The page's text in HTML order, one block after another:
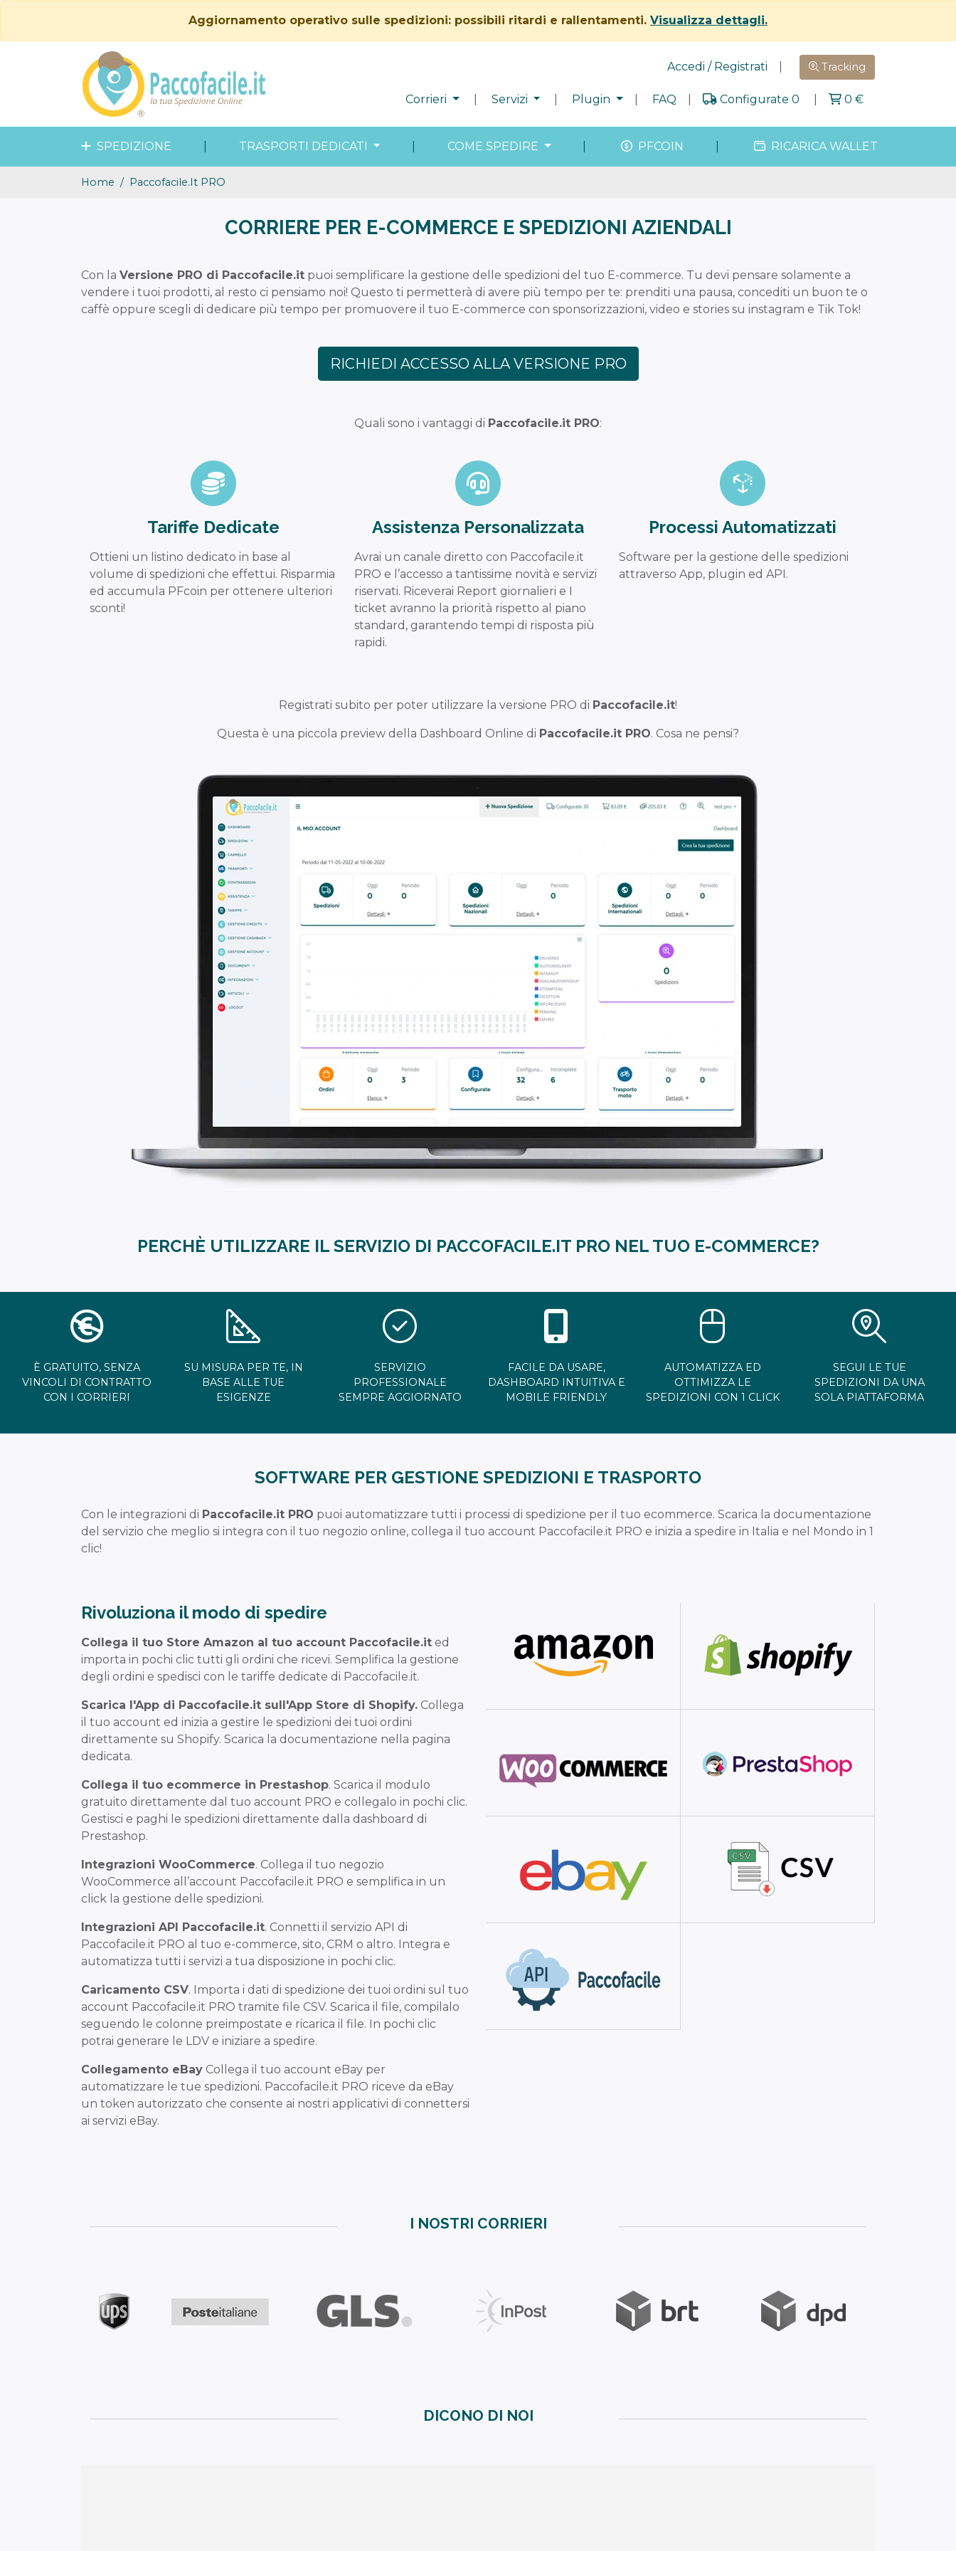
Aggiornamento operativo sulle spedizioni: possibili ritardi e rallentamenti. Visualizza dettagli.
Accedi / Registrati Tracking
Corrieri Servizi Plugin FAQ Configurate 0 0 €
SPEDIZIONE TRASPORTI DEDICATI COME SPEDIRE PFCOIN RICARICA WALLET
Home Paccofacile.it PRO
CORRIERE PER E-COMMERCE E SPEDIZIONI AZIENDALI
Con la Versione PRO di Paccofacile.it puoi semplificare la gestione delle spedizioni del tuo E-commerce. Tu devi pensare solamente a
vendere i tuoi prodotti, al resto ci pensiamo noi! Questo ti permetterà di avere più tempo per te: prenditi una pausa, concediti un buon te o
caffè oppure scegli di dedicare più tempo per promuovere il tuo E-commerce con sponsorizzazioni, video e stories su instagram e Tik Tok!
RICHIEDI ACCESSO ALLA VERSIONE PRO
Quali sono i vantaggi di Paccofacile.it PRO:
Tariffe Dedicate
Ottieni un listino dedicato in base al
volume di spedizioni che effettui. Risparmia
ed accumula PFcoin per ottenere ulteriori
sconti!
Assistenza Personalizzata
Avrai un canale diretto con Paccofacile.it
PRO e l’accesso a tantissime novità e servizi
riservati. Riceverai Report giornalieri e I
ticket avranno la priorità rispetto al piano
standard, garantendo tempi di risposta più
rapidi.
Processi Automatizzati
Software per la gestione delle spedizioni
attraverso App, plugin ed API.
Registrati subito per poter utilizzare la versione PRO di Paccofacile.it!
Questa è una piccola preview della Dashboard Online di Paccofacile.it PRO. Cosa ne pensi?
PERCHÈ UTILIZZARE IL SERVIZIO DI PACCOFACILE.IT PRO NEL TUO E-COMMERCE?
È GRATUITO, SENZA
VINCOLI DI CONTRATTO
CON I CORRIERI
SU MISURA PER TE, IN
BASE ALLE TUE
ESIGENZE
SERVIZIO
PROFESSIONALE
SEMPRE AGGIORNATO
FACILE DA USARE,
DASHBOARD INTUITIVA E
MOBILE FRIENDLY
AUTOMATIZZA ED
OTTIMIZZA LE
SPEDIZIONI CON 1 CLICK
SEGUI LE TUE
SPEDIZIONI DA UNA
SOLA PIATTAFORMA
SOFTWARE PER GESTIONE SPEDIZIONI E TRASPORTO
Con le integrazioni di Paccofacile.it PRO puoi automatizzare tutti i processi di spedizione per il tuo ecommerce. Scarica la documentazione
del servizio che meglio si integra con il tuo negozio online, collega il tuo account Paccofacile.it PRO e inizia a spedire in Italia e nel Mondo in 1
clic!
Rivoluziona il modo di spedire
Collega il tuo Store Amazon al tuo account Paccofacile.it ed
importa in pochi clic tutti gli ordini che ricevi. Semplifica la gestione
degli ordini e spedisci con le tariffe dedicate di Paccofacile.it.
Scarica l'App di Paccofacile.it sull'App Store di Shopify. Collega
il tuo account ed inizia a gestire le spedizioni dei tuoi ordini
direttamente su Shopify. Scarica la documentazione nella pagina
dedicata.
Collega il tuo ecommerce in Prestashop. Scarica il modulo
gratuito direttamente dal tuo account PRO e collegalo in pochi clic.
Gestisci e paghi le spedizioni direttamente dalla dashboard di
Prestashop.
Integrazioni WooCommerce. Collega il tuo negozio
WooCommerce all’account Paccofacile.it PRO e semplifica in un
click la gestione delle spedizioni.
Integrazioni API Paccofacile.it. Connetti il servizio API di
Paccofacile.it PRO al tuo e-commerce, sito, CRM o altro. Integra e
automatizza tutti i servizi a tua disposizione in pochi clic.
Caricamento CSV. Importa i dati di spedizione dei tuoi ordini sul tuo
account Paccofacile.it PRO tramite file CSV. Scarica il file, compilalo
seguendo le colonne preimpostate e ricarica il file. In pochi clic
potrai generare le LDV e iniziare a spedire.
Collegamento eBay Collega il tuo account eBay per
automatizzare le tue spedizioni. Paccofacile.it PRO riceve da eBay
un token autorizzato che consente ai nostri applicativi di connettersi
ai servizi eBay.
I NOSTRI CORRIERI
DICONO DI NOI